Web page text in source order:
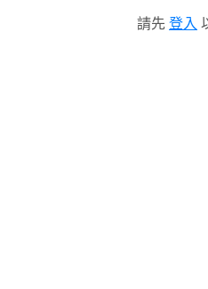
請先 登入